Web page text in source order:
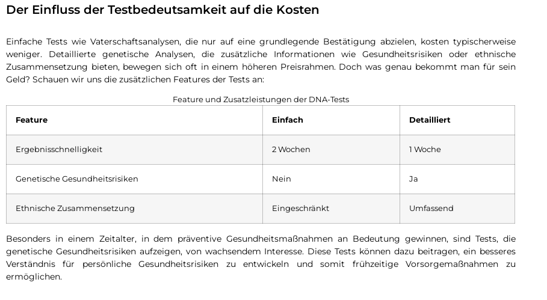
Der Einfluss der Testbedeutsamkeit auf die Kosten
Einfache Tests wie Vaterschaftsanalysen, die nur auf eine grundlegende Bestätigung abzielen, kosten typischerweise
weniger. Detaillierte genetische Analysen, die zusätzliche Informationen wie Gesundheitsrisiken oder ethnische
Zusammensetzung bieten, bewegen sich oft in einem höheren Preisrahmen. Doch was genau bekommt man für sein
Geld? Schauen wir uns die zusätzlichen Features der Tests an:
Feature und Zusatzleistungen der DNA-Tests
Feature Einfach Detailliert
Ergebnisschnelligkeit 2 Wochen 1 Woche
Genetische Gesundheitsrisiken Nein Ja
Ethnische Zusammensetzung Eingeschränkt Umfassend
Besonders in einem Zeitalter, in dem präventive Gesundheitsmaßnahmen an Bedeutung gewinnen, sind Tests, die
genetische Gesundheitsrisiken aufzeigen, von wachsendem Interesse. Diese Tests können dazu beitragen, ein besseres
Verständnis für persönliche Gesundheitsrisiken zu entwickeln und somit frühzeitige Vorsorgemaßnahmen zu
ermöglichen.